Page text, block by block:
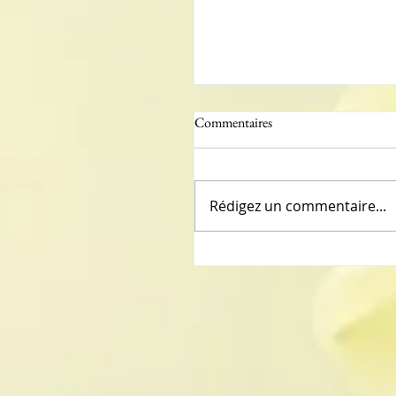
Chute de cheveux
Commentaires
Rédigez un commentaire...